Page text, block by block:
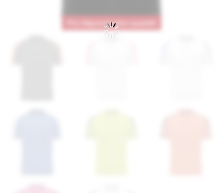
Prix dégressif selon quantité